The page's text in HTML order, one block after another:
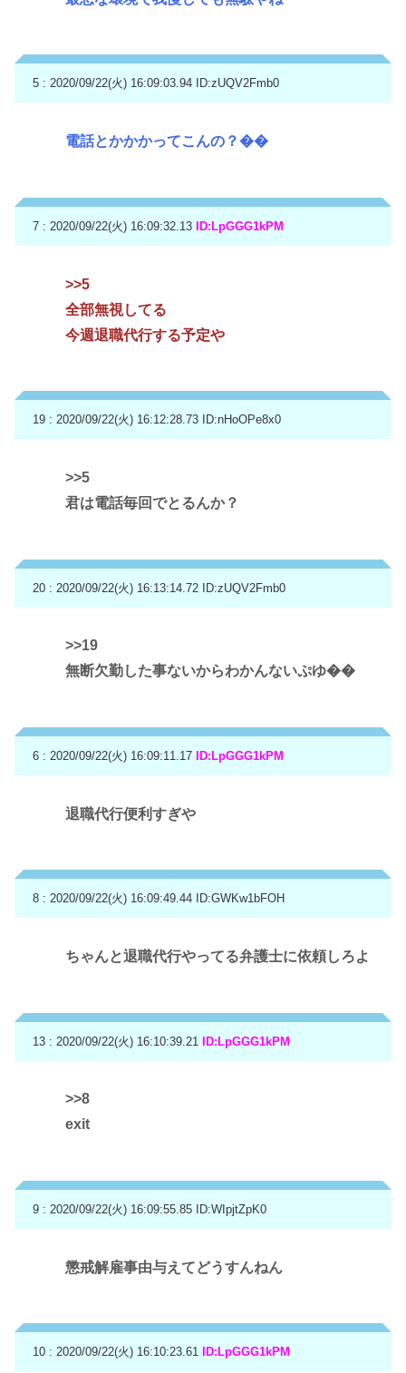
5 : 2020/09/22(火) 16:09:03.94 ID:zUQV2Fmb0
電話とかかかってこんの？��
7 : 2020/09/22(火) 16:09:32.13 ID:LpGGG1kPM
>>5
全部無視してる
今週退職代行する予定や
19 : 2020/09/22(火) 16:12:28.73 ID:nHoOPe8x0
>>5
君は電話毎回でとるんか？
20 : 2020/09/22(火) 16:13:14.72 ID:zUQV2Fmb0
>>19
無断欠勤した事ないからわかんないぷゆ��
6 : 2020/09/22(火) 16:09:11.17 ID:LpGGG1kPM
退職代行便利すぎや
8 : 2020/09/22(火) 16:09:49.44 ID:GWKw1bFOH
ちゃんと退職代行やってる弁護士に依頼しろよ
13 : 2020/09/22(火) 16:10:39.21 ID:LpGGG1kPM
>>8
exit
9 : 2020/09/22(火) 16:09:55.85 ID:WIpjtZpK0
懲戒解雇事由与えてどうすんねん
10 : 2020/09/22(火) 16:10:23.61 ID:LpGGG1kPM